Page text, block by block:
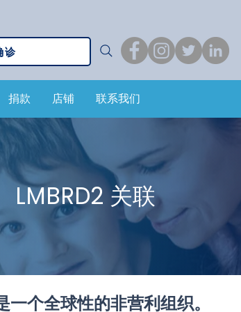
诊
捐款 店铺 联系我们
LMBRD2 关联
一个全球性的非营利组织。